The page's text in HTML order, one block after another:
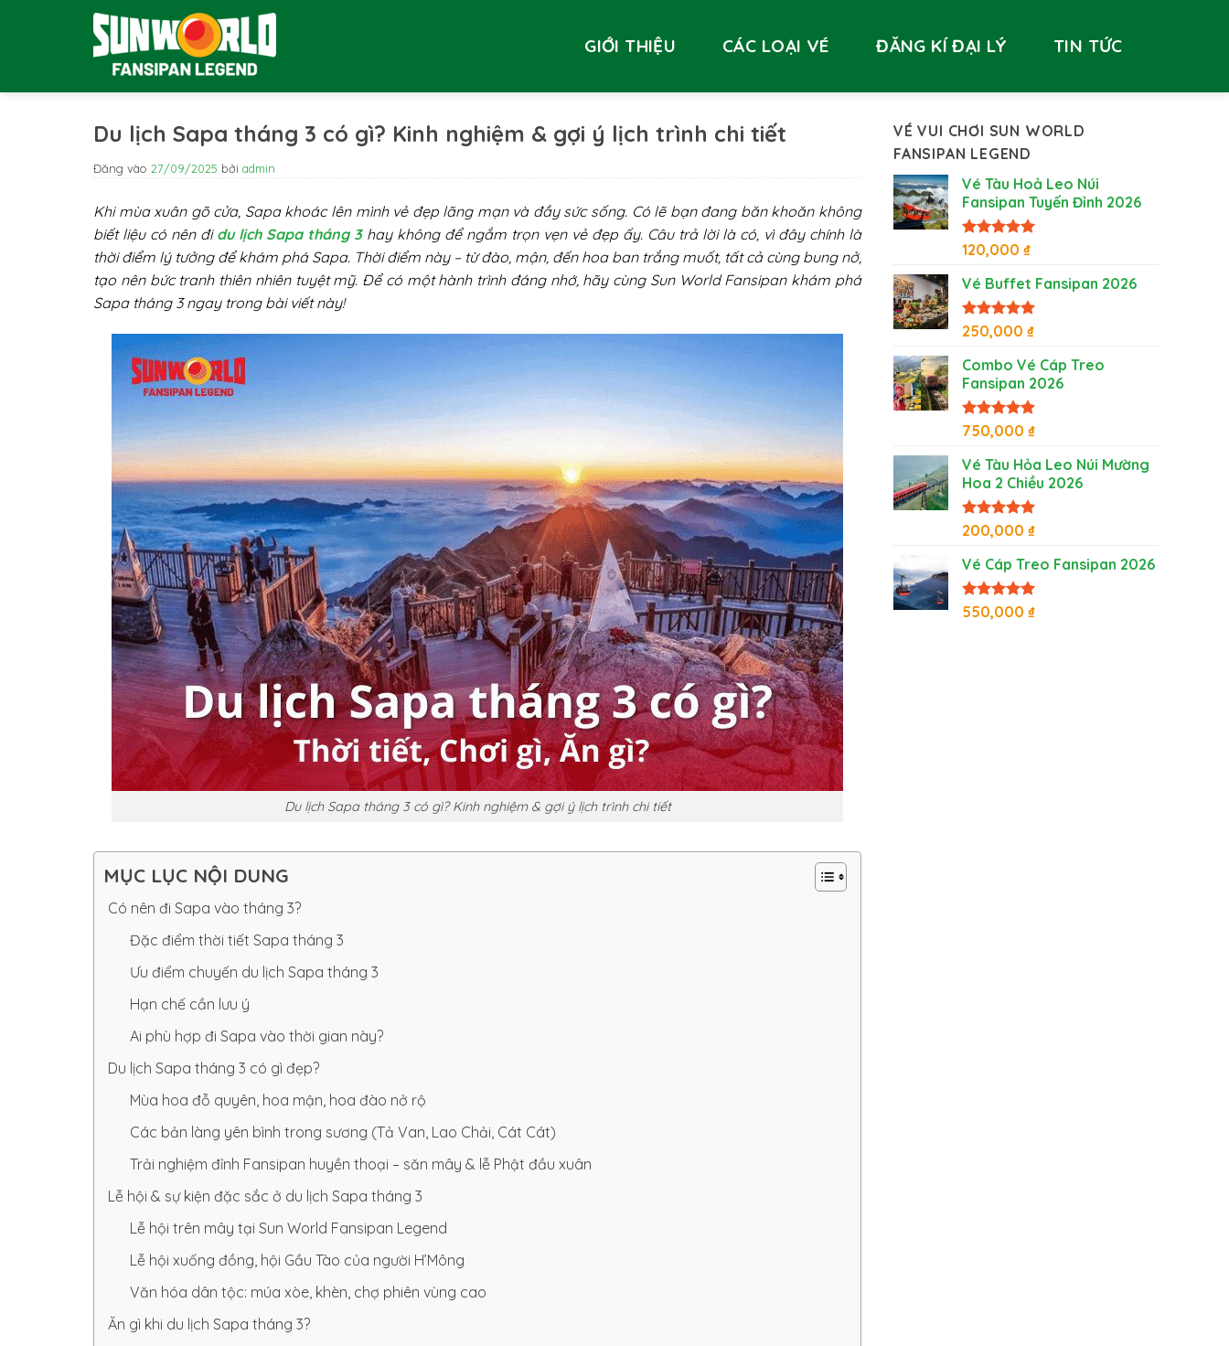
GIỚI THIỆU CÁC LOẠI VÉ ĐĂNG KÍ ĐẠI LÝ TIN TỨC
Du lịch Sapa tháng 3 có gì? Kinh nghiệm & gợi ý lịch trình chi tiết
Đăng vào 27/09/2025 bởi admin
Khi mùa xuân gõ cửa, Sapa khoác lên mình vẻ đẹp lãng mạn và đầy sức sống. Có lẽ bạn đang băn khoăn không
biết liệu có nên đi du lịch Sapa tháng 3hay không để ngắm trọn vẹn vẻ đẹp ấy. Câu trả lời là có, vì đây chính là
thời điểm lý tưởng để khám phá Sapa. Thời điểm này – từ đào, mận, đến hoa ban trắng muốt, tất cả cùng bung nở,
tạo nên bức tranh thiên nhiên tuyệt mỹ. Để có một hành trình đáng nhớ, hãy cùng Sun World Fansipan khám phá
Sapa tháng 3 ngay trong bài viết này!
Du lịch Sapa tháng 3 có gì? Kinh nghiệm & gợi ý lịch trình chi tiết
MỤC LỤC NỘI DUNG
Có nên đi Sapa vào tháng 3?
Đặc điểm thời tiết Sapa tháng 3
Ưu điểm chuyến du lịch Sapa tháng 3
Hạn chế cần lưu ý
Ai phù hợp đi Sapa vào thời gian này?
Du lịch Sapa tháng 3 có gì đẹp?
Mùa hoa đỗ quyên, hoa mận, hoa đào nở rộ
Các bản làng yên bình trong sương (Tả Van, Lao Chải, Cát Cát)
Trải nghiệm đỉnh Fansipan huyền thoại – săn mây & lễ Phật đầu xuân
Lễ hội & sự kiện đặc sắc ở du lịch Sapa tháng 3
Lễ hội trên mây tại Sun World Fansipan Legend
Lễ hội xuống đồng, hội Gầu Tào của người H’Mông
Văn hóa dân tộc: múa xòe, khèn, chợ phiên vùng cao
Ăn gì khi du lịch Sapa tháng 3?
VÉ VUI CHƠI SUN WORLD
FANSIPAN LEGEND
Vé Tàu Hoả Leo Núi
Fansipan Tuyến Đỉnh 2026
Được xếp
hạng
sao
120,000 ₫
Vé Buffet Fansipan 2026
Được xếp
hạng
sao
250,000 ₫
Combo Vé Cáp Treo
Fansipan 2026
Được xếp
hạng
sao
750,000 ₫
Vé Tàu Hỏa Leo Núi Mường
Hoa 2 Chiều 2026
Được xếp
hạng
sao
200,000 ₫
Vé Cáp Treo Fansipan 2026
Được xếp
hạng
550,000 ₫